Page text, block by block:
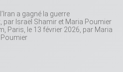
a gagné la guerre
par Israël Shamir et Maria Poumier
Paris, le 13 février 2026, par Maria
Poumier